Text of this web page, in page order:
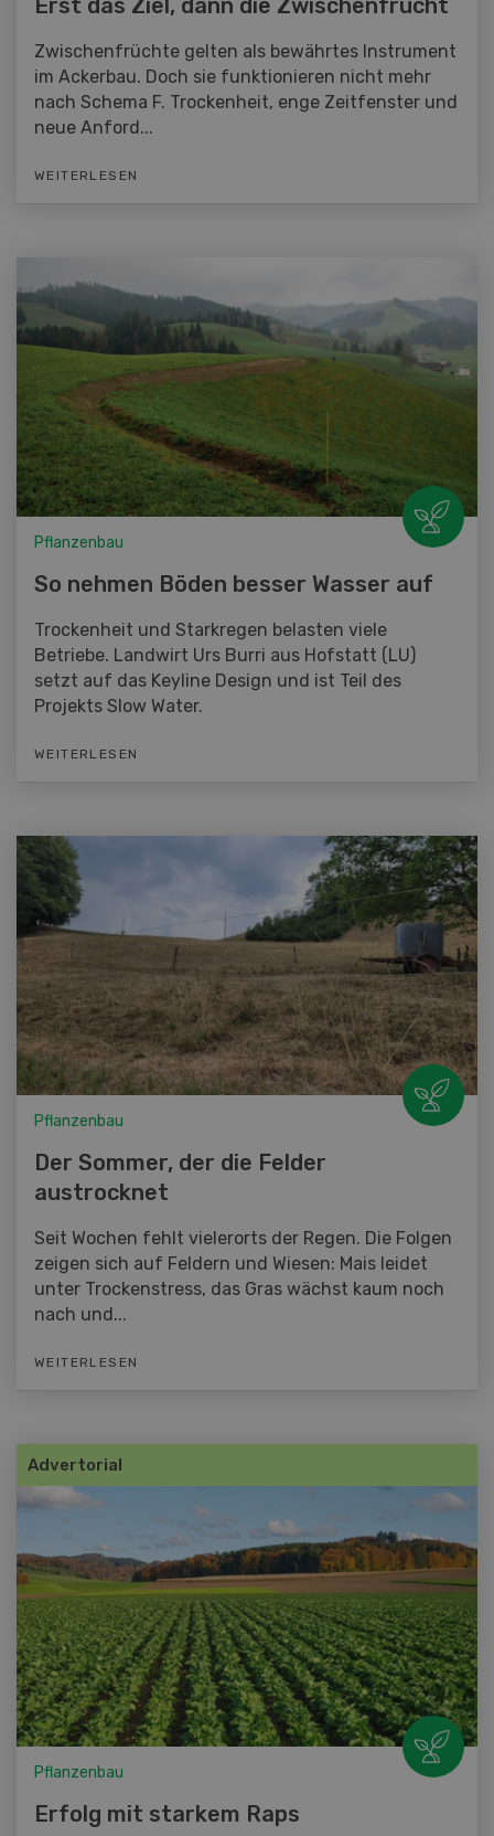
Erst das Ziel, dann die Zwischenfrucht
Zwischenfrüchte gelten als bewährtes Instrument
im Ackerbau. Doch sie funktionieren nicht mehr
nach Schema F. Trockenheit, enge Zeitfenster und
neue Anford...
WEITERLESEN
Pflanzenbau
So nehmen Böden besser Wasser auf
Trockenheit und Starkregen belasten viele
Betriebe. Landwirt Urs Burri aus Hofstatt (LU)
setzt auf das Keyline Design und ist Teil des
Projekts Slow Water.
WEITERLESEN
Pflanzenbau
Der Sommer, der die Felder
austrocknet
Seit Wochen fehlt vielerorts der Regen. Die Folgen
zeigen sich auf Feldern und Wiesen: Mais leidet
unter Trockenstress, das Gras wächst kaum noch
nach und...
WEITERLESEN
Advertorial
Pflanzenbau
Erfolg mit starkem Raps